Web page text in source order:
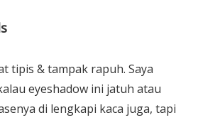
tipis & tampak rapuh. Saya
eyeshadow ini jatuh atau
di lengkapi kaca juga, tapi